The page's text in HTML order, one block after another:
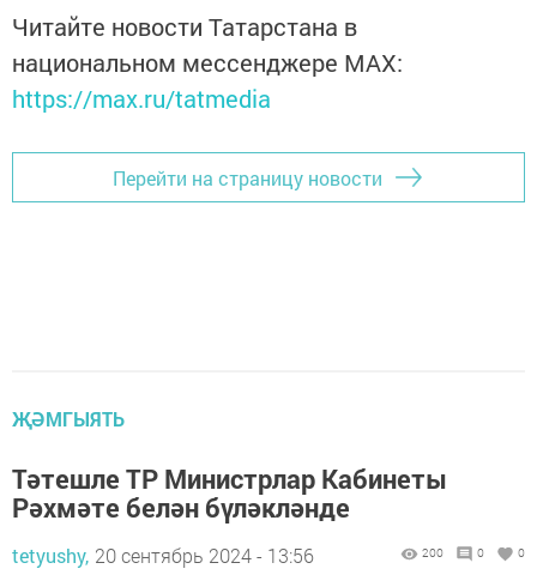
Читайте новости Татарстана в
национальном мессенджере MАХ:
https://max.ru/tatmedia
Перейти на страницу новости
ҖӘМГЫЯТЬ
Тәтешле ТР Министр­лар Кабинеты
Рәхмәте белән бүләкләнде
tetyushy, 20 сентябрь 2024 - 13:56 200 0 0